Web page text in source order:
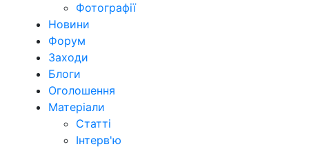
Фотографії
Новини
Форум
Заходи
Блоги
Оголошення
Матеріали
Статті
Інтерв'ю